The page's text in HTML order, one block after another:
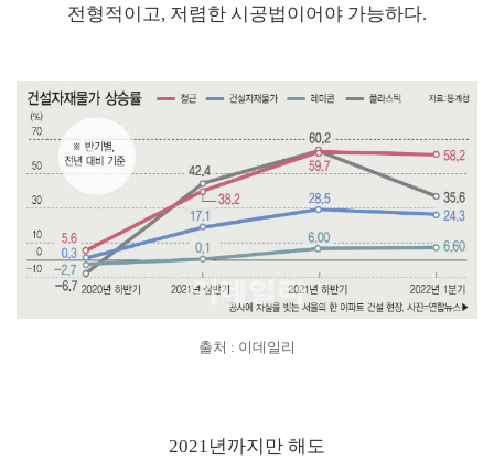
전형적이고, 저렴한 시공법이어야 가능하다.
출처 : 이데일리
2021년까지만 해도